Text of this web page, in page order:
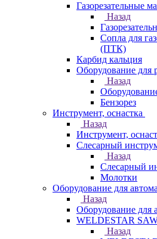
Газорезательные
Назад
Сопла для
(ПТК)
Карбид кальция
Оборудование для
Назад
Бензорез
Инструмент, оснастка
Назад
Инструмент,
Слесарный
Назад
Слесарный
Молотки
Оборудование для
Назад
Оборудование для
WELDESTAR
Назад